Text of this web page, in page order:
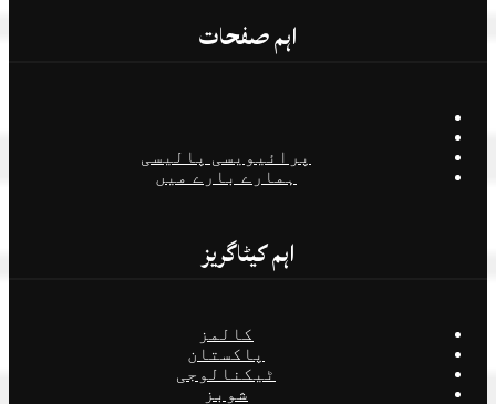
اہم صفحات
پرائیویسی پالیسی
ہمارے بارے میں
اہم کیٹاگریز
کالمز
پاکستان
ٹیکنالوجی
شوبز